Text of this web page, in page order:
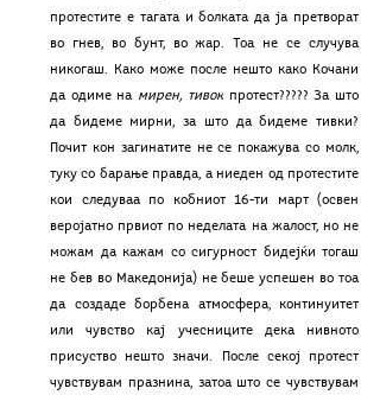
протестите е тагата и болката да ја претворат
во гнев, во бунт, во жар. Тоа не се случува
никогаш. Како може после нешто како Кочани
да одиме на мирен, тивок протест????? За што
да бидеме мирни, за што да бидеме тивки?
Почит кон загинатите не се покажува со молк,
туку со барање правда, а ниеден од протестите
кои следуваа по кобниот 16-ти март (освен
веројатно првиот по неделата на жалост, но не
можам да кажам со сигурност бидејќи тогаш
не бев во Македонија) не беше успешен во тоа
да создаде борбена атмосфера, континуитет
или чувство кај учесниците дека нивното
присуство нешто значи. После секој протест
чувствувам празнина, затоа што се чувствувам